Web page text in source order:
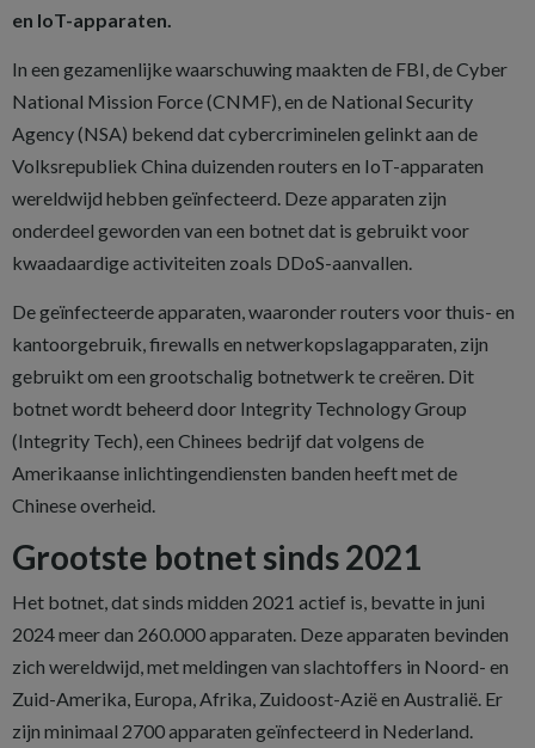
en IoT-apparaten.
In een gezamenlijke waarschuwing maakten de FBI, de Cyber
National Mission Force (CNMF), en de National Security
Agency (NSA) bekend dat cybercriminelen gelinkt aan de
Volksrepubliek China duizenden routers en IoT-apparaten
wereldwijd hebben geïnfecteerd. Deze apparaten zijn
onderdeel geworden van een botnet dat is gebruikt voor
kwaadaardige activiteiten zoals DDoS-aanvallen.
De geïnfecteerde apparaten, waaronder routers voor thuis- en
kantoorgebruik, firewalls en netwerkopslagapparaten, zijn
gebruikt om een grootschalig botnetwerk te creëren. Dit
botnet wordt beheerd door Integrity Technology Group
(Integrity Tech), een Chinees bedrijf dat volgens de
Amerikaanse inlichtingendiensten banden heeft met de
Chinese overheid.
Grootste botnet sinds 2021
Het botnet, dat sinds midden 2021 actief is, bevatte in juni
2024 meer dan 260.000 apparaten. Deze apparaten bevinden
zich wereldwijd, met meldingen van slachtoffers in Noord- en
Zuid-Amerika, Europa, Afrika, Zuidoost-Azië en Australië. Er
zijn minimaal 2700 apparaten geïnfecteerd in Nederland.